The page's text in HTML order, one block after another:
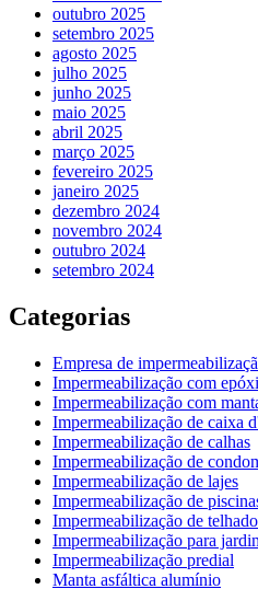
outubro 2025
setembro 2025
agosto 2025
julho 2025
junho 2025
maio 2025
abril 2025
março 2025
fevereiro 2025
janeiro 2025
dezembro 2024
novembro 2024
outubro 2024
setembro 2024
Categorias
Empresa de
Impermeabilização com epóxi
Impermeabilização com
Impermeabilização de caixa
Impermeabilização de calhas
Impermeabilização de
Impermeabilização de lajes
Impermeabilização de
Impermeabilização de
Impermeabilização para
Impermeabilização predial
Manta asfáltica alumínio